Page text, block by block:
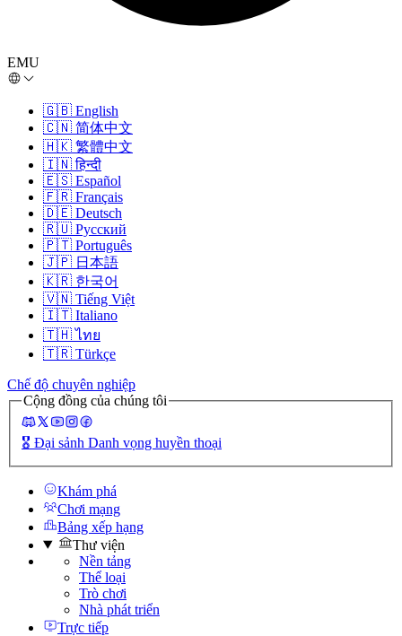
EMU
🇬🇧 English
🇨🇳 简体中文
🇭🇰 繁體中文
🇮🇳 हिन्दी
🇪🇸 Español
🇫🇷 Français
🇩🇪 Deutsch
🇷🇺 Русский
🇵🇹 Português
🇯🇵 日本語
🇰🇷 한국어
🇻🇳 Tiếng Việt
🇮🇹 Italiano
🇹🇭 ไทย
🇹🇷 Türkçe
Chế độ chuyên nghiệp
Cộng đồng của chúng tôi
🎖️ Đại sảnh Danh vọng huyền thoại
Khám phá
Chơi mạng
Bảng xếp hạng
Thư viện
Nền tảng
Thể loại
Trò chơi
Nhà phát triển
Trực tiếp